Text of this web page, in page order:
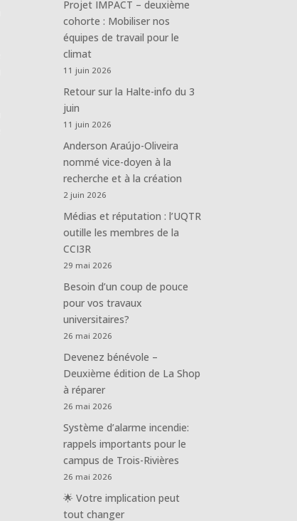
Projet IMPACT – deuxième
cohorte : Mobiliser nos
équipes de travail pour le
climat
11 juin 2026
Retour sur la Halte-info du 3
juin
11 juin 2026
Anderson Araújo-Oliveira
nommé vice-doyen à la
recherche et à la création
2 juin 2026
Médias et réputation : l’UQTR
outille les membres de la
CCI3R
29 mai 2026
Besoin d’un coup de pouce
pour vos travaux
universitaires?
26 mai 2026
Devenez bénévole –
Deuxième édition de La Shop
à réparer
26 mai 2026
Système d’alarme incendie:
rappels importants pour le
campus de Trois-Rivières
26 mai 2026
🌟 Votre implication peut
tout changer